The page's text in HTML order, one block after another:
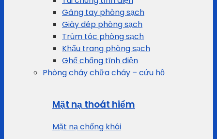
Găng tay phòng sạch
Giày dép phòng sạch
Trùm tóc phòng sạch
Khẩu trang phòng sạch
Ghế chống tĩnh điện
Phòng cháy chữa cháy – cứu hộ
Mặt nạ thoát hiểm
Mặt nạ chống khói